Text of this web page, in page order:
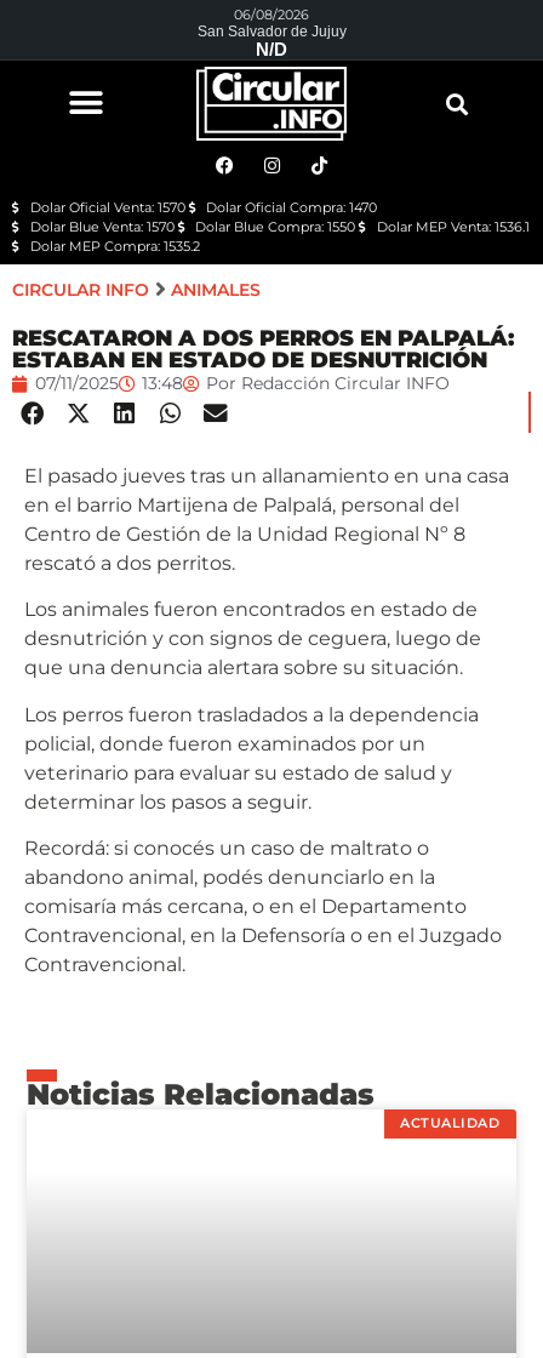
06/08/2026
San Salvador de Jujuy
N/D
Dolar Oficial Venta: 1570
Dolar Oficial Compra: 1470
Dolar Blue Venta: 1570
Dolar Blue Compra: 1550
Dolar MEP Venta: 1536.1
Dolar MEP Compra: 1535.2
CIRCULAR INFO ANIMALES
RESCATARON A DOS PERROS EN PALPALÁ:
ESTABAN EN ESTADO DE DESNUTRICIÓN
07/11/2025 13:48 Por Redacción Circular INFO
El pasado jueves tras un allanamiento en una casa
en el barrio Martijena de Palpalá, personal del
Centro de Gestión de la Unidad Regional Nº 8
rescató a dos perritos.
Los animales fueron encontrados en estado de
desnutrición y con signos de ceguera, luego de
que una denuncia alertara sobre su situación.
Los perros fueron trasladados a la dependencia
policial, donde fueron examinados por un
veterinario para evaluar su estado de salud y
determinar los pasos a seguir.
Recordá: si conocés un caso de maltrato o
abandono animal, podés denunciarlo en la
comisaría más cercana, o en el Departamento
Contravencional, en la Defensoría o en el Juzgado
Contravencional.
Noticias Relacionadas
ACTUALIDAD